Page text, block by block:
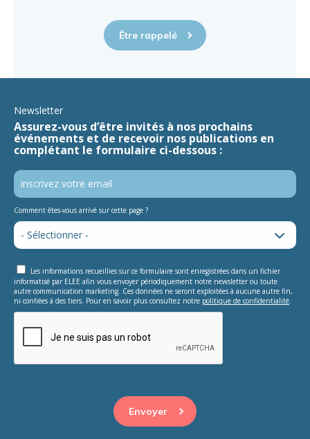
Être rappelé
Newsletter
Assurez-vous d’être invités à nos prochains
événements et de recevoir nos publications en
complétant le formulaire ci-dessous :
Comment êtes-vous arrivé sur cette page ?
Les informations recueillies sur ce formulaire sont enregistrées dans un fichier
informatisé par ELEE afin vous envoyer périodiquement notre newsletter ou toute
autre communication marketing. Ces données ne seront exploitées à aucune autre fin,
ni confiées à des tiers. Pour en savoir plus consultez notre politique de confidentialité